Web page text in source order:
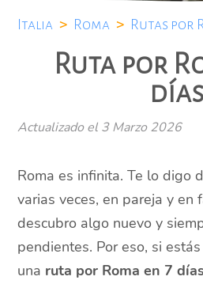
Italia > Roma > Rutas por
Ruta por
días
Actualizado el 3 Marzo 2026
Roma es infinita. Te lo digo
varias veces, en pareja y en
descubro algo nuevo y
pendientes. Por eso, si
una ruta por Roma en 7 días